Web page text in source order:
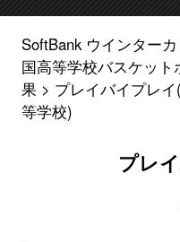
SoftBank ウインター
国高等学校バスケッ
果
プレイバイプレ
等学校)
プレ